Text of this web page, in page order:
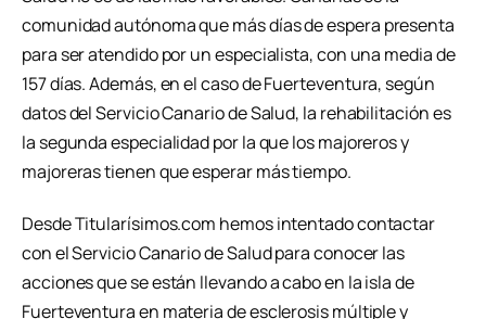
comunidad autónoma que más días de espera presenta
para ser atendido por un especialista, con una media de
157 días. Además, en el caso de Fuerteventura, según
datos del Servicio Canario de Salud, la rehabilitación es
la segunda especialidad por la que los majoreros y
majoreras tienen que esperar más tiempo.
Desde Titularísimos.com hemos intentado contactar
con el Servicio Canario de Salud para conocer las
acciones que se están llevando a cabo en la isla de
Fuerteventura en materia de esclerosis múltiple y